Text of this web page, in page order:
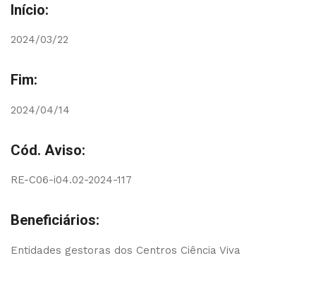
Início:
2024/03/22
Fim:
2024/04/14
Cód. Aviso:
RE-C06-i04.02-2024-117
Beneficiários:
Entidades gestoras dos Centros Ciência Viva